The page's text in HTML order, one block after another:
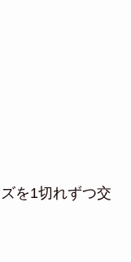
を1切れずつ交